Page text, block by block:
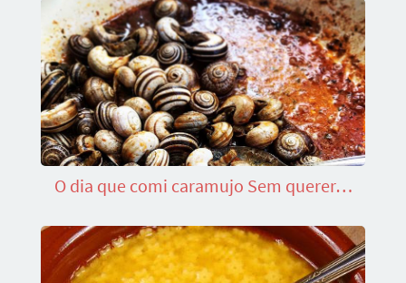
O dia que comi caramujo Sem querer…